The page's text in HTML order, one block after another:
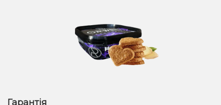
Гарантія